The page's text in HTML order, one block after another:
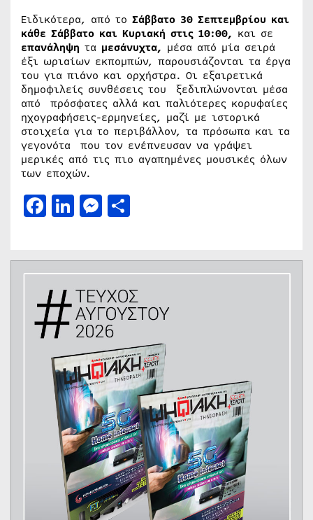
Ειδικότερα, από το Σάββατο 30 Σεπτεμβρίου και
κάθε Σάββατο και Κυριακή στις 10:00, και σε
επανάληψη τα μεσάνυχτα, μέσα από μία σειρά
έξι ωριαίων εκπομπών, παρουσιάζονται τα έργα
του για πιάνο και ορχήστρα. Οι εξαιρετικά
δημοφιλείς συνθέσεις του ξεδιπλώνονται μέσα
από πρόσφατες αλλά και παλιότερες κορυφαίες
ηχογραφήσεις-ερμηνείες, μαζί με ιστορικά
στοιχεία για το περιβάλλον, τα πρόσωπα και τα
γεγονότα που τον ενέπνευσαν να γράψει
μερικές από τις πιο αγαπημένες μουσικές όλων
των εποχών.
Facebook
LinkedIn
Messenger